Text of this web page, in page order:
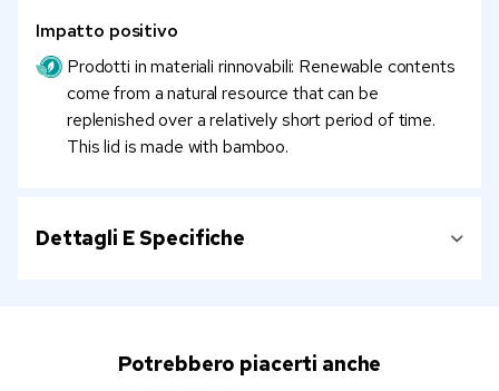
Impatto positivo
Prodotti in materiali rinnovabili: Renewable contents
come from a natural resource that can be
replenished over a relatively short period of time.
This lid is made with bamboo.
Dettagli E Specifiche
Potrebbero piacerti anche